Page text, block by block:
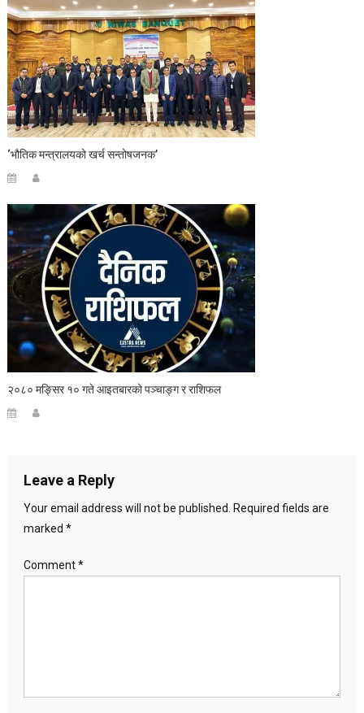
‘भौतिक मन्त्रालयको खर्च सन्तोषजनक’
२०८० मङ्सिर १० गते आइतबारको पञ्चाङ्ग र राशिफल
Leave a Reply
Your email address will not be published.
Required fields are
marked *
Comment*